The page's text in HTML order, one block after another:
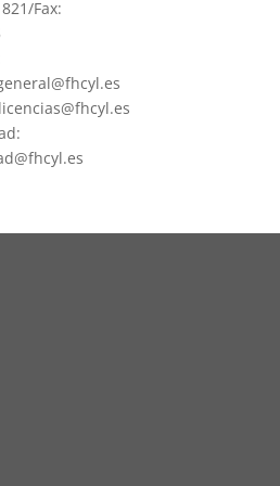
Fax: